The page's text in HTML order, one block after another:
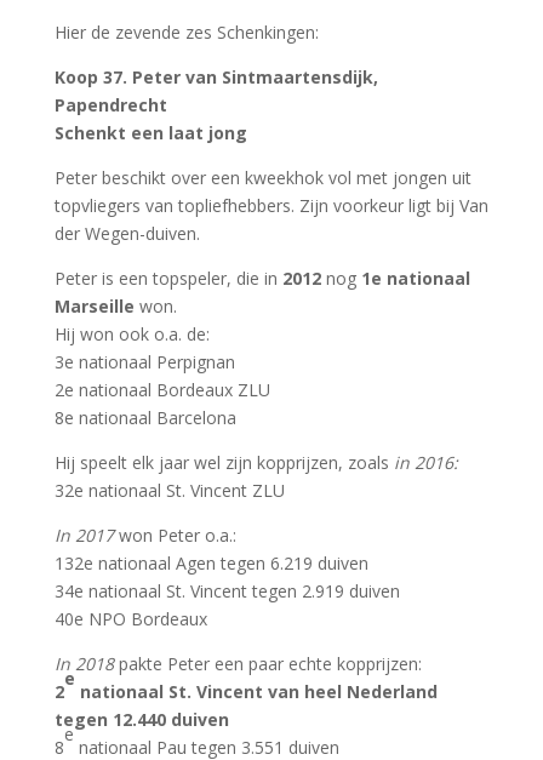
Hier de zevende zes Schenkingen:
Koop 37. Peter van Sintmaartensdijk,
Papendrecht
Schenkt een laat jong
Peter beschikt over een kweekhok vol met jongen uit
topvliegers van topliefhebbers. Zijn voorkeur ligt bij Van
der Wegen-duiven.
Peter is een topspeler, die in 2012nog 1e nationaal
Marseille won.
Hij won ook o.a. de:
3e nationaal Perpignan
2e nationaal Bordeaux ZLU
8e nationaal Barcelona
Hij speelt elk jaar wel zijn kopprijzen, zoals in 2016:
32e nationaal St. Vincent ZLU
In 2017won Peter o.a.:
132e nationaal Agen tegen 6.219 duiven
34e nationaal St. Vincent tegen 2.919 duiven
40e NPO Bordeaux
In 2018pakte Peter een paar echte kopprijzen:
2
e
nationaal St. Vincent van heel Nederland
tegen 12.440 duiven
8
e
nationaal Pau tegen 3.551 duiven